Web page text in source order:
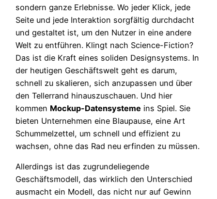
sondern ganze Erlebnisse. Wo jeder Klick, jede
Seite und jede Interaktion sorgfältig durchdacht
und gestaltet ist, um den Nutzer in eine andere
Welt zu entführen. Klingt nach Science-Fiction?
Das ist die Kraft eines soliden Designsystems. In
der heutigen Geschäftswelt geht es darum,
schnell zu skalieren, sich anzupassen und über
den Tellerrand hinauszuschauen. Und hier
kommen Mockup-Datensysteme ins Spiel. Sie
bieten Unternehmen eine Blaupause, eine Art
Schummelzettel, um schnell und effizient zu
wachsen, ohne das Rad neu erfinden zu müssen.
Allerdings ist das zugrundeliegende
Geschäftsmodell, das wirklich den Unterschied
ausmacht ein Modell, das nicht nur auf Gewinn